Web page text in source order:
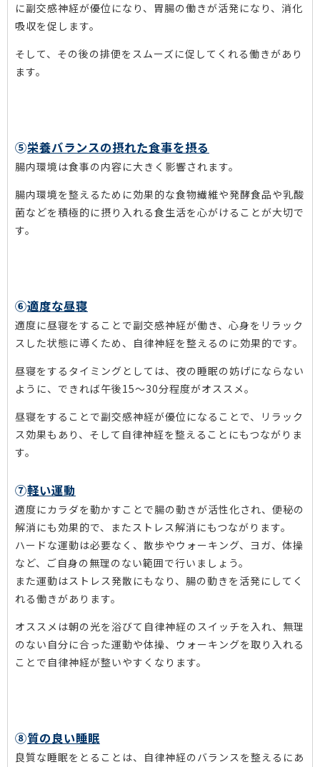
に副交感神経が優位になり、胃腸の働きが活発になり、消化
吸収を促します。
そして、その後の排便をスムーズに促してくれる働きがあり
ます。
⑤栄養バランスの摂れた食事を摂る
腸内環境は食事の内容に大きく影響されます。
腸内環境を整えるために効果的な食物繊維や発酵食品や乳酸
菌などを積極的に摂り入れる食生活を心がけることが大切で
す。
⑥適度な昼寝
適度に昼寝をすることで副交感神経が働き、心身をリラック
スした状態に導くため、自律神経を整えるのに効果的です。
昼寝をするタイミングとしては、夜の睡眠の妨げにならない
ように、できれば午後15～30分程度がオススメ。
昼寝をすることで副交感神経が優位になることで、リラック
ス効果もあり、そして自律神経を整えることにもつながりま
す。
⑦軽い運動
適度にカラダを動かすことで腸の動きが活性化され、便秘の
解消にも効果的で、またストレス解消にもつながります。
ハードな運動は必要なく、散歩やウォーキング、ヨガ、体操
など、ご自身の無理のない範囲で行いましょう。
また運動はストレス発散にもなり、腸の動きを活発にしてく
れる働きがあります。
オススメは朝の光を浴びて自律神経のスイッチを入れ、無理
のない自分に合った運動や体操、ウォーキングを取り入れる
ことで自律神経が整いやすくなります。
⑧質の良い睡眠
良質な睡眠をとることは、自律神経のバランスを整えるにあ